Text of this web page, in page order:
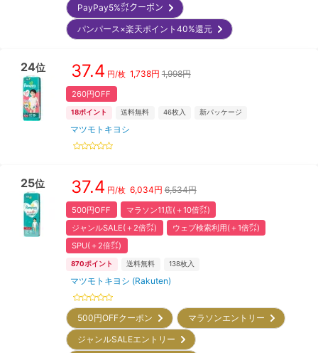
PayPay5%㌽クーポン
パンパース×楽天ポイント40%還元
24位 37.4 円/枚 1,738円 1,998円
260円OFF
18ポイント 送料無料 46枚入 新パッケージ
マツモトキヨシ
25位 37.4 円/枚 6,034円 6,534円
500円OFF
マラソン11店(＋10倍㌽)
ジャンルSALE(＋2倍㌽)
ウェブ検索利用(＋1倍㌽)
SPU(＋2倍㌽)
870ポイント 送料無料 138枚入
マツモトキヨシ (Rakuten)
500円OFFクーポン
マラソンエントリー
ジャンルSALEエントリー